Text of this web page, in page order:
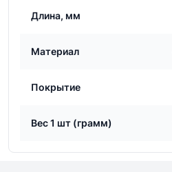
Длина, мм
Материал
Покрытие
Вес 1 шт (грамм)